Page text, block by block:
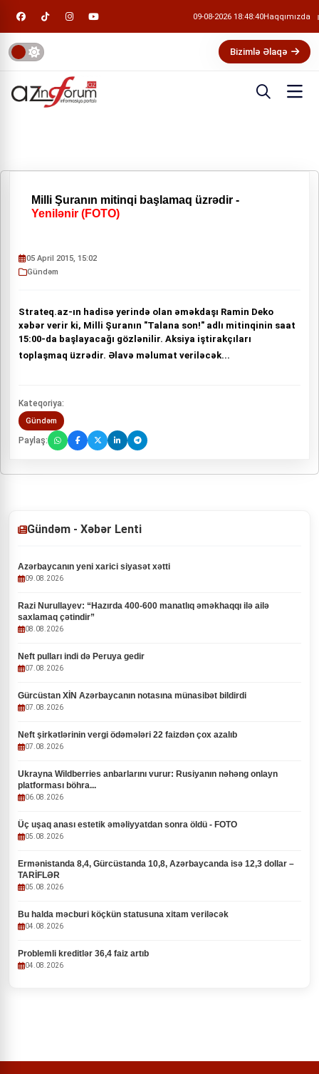
09-08-2026 18:48:40Haqqımızda
Bizimlə Əlaqə
Milli Şuranın mitinqi başlamaq üzrədir -
Yenilənir (FOTO)
05 April 2015, 15:02
Gündəm
Strateq.az-ın hadisə yerində olan əməkdaşı Ramin Deko
xəbər verir ki, Milli Şuranın "Talana son!" adlı mitinqinin saat
15:00-da başlayacağı gözlənilir. Aksiya iştirakçıları
toplaşmaq üzrədir. Әlavə məlumat veriləcək...
Kateqoriya:
Gündəm
Paylaş:
Gündəm - Xəbər Lenti
Azərbaycanın yeni xarici siyasət xətti
09.08.2026
Razi Nurullayev: “Hazırda 400-600 manatlıq əməkhaqqı ilə ailə
saxlamaq çətindir”
08.08.2026
Neft pulları indi də Peruya gedir
07.08.2026
Gürcüstan XİN Azərbaycanın notasına münasibət bildirdi
07.08.2026
Neft şirkətlərinin vergi ödəmələri 22 faizdən çox azalıb
07.08.2026
Ukrayna Wildberries anbarlarını vurur: Rusiyanın nəhəng onlayn
platforması böhra...
06.08.2026
Üç uşaq anası estetik əməliyyatdan sonra öldü - FOTO
05.08.2026
Ermənistanda 8,4, Gürcüstanda 10,8, Azərbaycanda isə 12,3 dollar –
TARİFLƏR
05.08.2026
Bu halda məcburi köçkün statusuna xitam veriləcək
04.08.2026
Problemli kreditlər 36,4 faiz artıb
04.08.2026